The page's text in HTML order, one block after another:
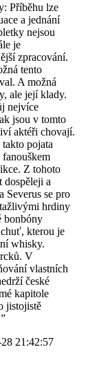
Příběhu lze
a jednání
nejsou
je
zpracování.
tento
A možná
ale její klady.
nejvíce
jsou v tomto
aktéři chovají.
pojata
Z tohoto
dospěleji a
Severus se pro
hrdiny
bonbóny
kterou je
whisky.
V
vlastních
české
kapitole
jistojistě
21:42:57